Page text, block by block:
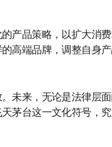
产品策略，以扩大消
高端品牌，调整自身
未来，无论是法律层
茅台这一文化符号，